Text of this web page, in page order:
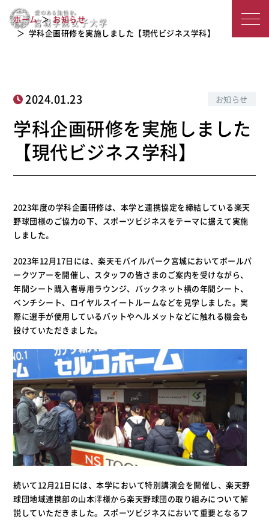
城
子
大
学
学科企画研修を実施しました【現代ビ
ジネス学科】
ホーム
お知らせ
学科企画研修を実施しました【現代ビジネス学科】
2024.01.23 お知らせ
学科企画研修を実施しました
【現代ビジネス学科】
2023年度の学科企画研修は、本学と連携協定を締結している楽天
野球団様のご協力の下、スポーツビジネスをテーマに据えて実施
しました。
2023年12月17日には、楽天モバイルパーク宮城においてボールパ
ークツアーを開催し、スタッフの皆さまのご案内を受けながら、
年間シート購入者専用ラウンジ、バックネット横の年間シート、
ベンチシート、ロイヤルスイートルームなどを見学しました。実
際に選手が使用しているバットやヘルメットなどに触れる機会も
設けていただきました。
続いて12月21日には、本学において特別講演会を開催し、楽天野
球団地域連携部の山本澪様から楽天野球団の取り組みについて解
説していただきました。スポーツビジネスにおいて重要となるフ